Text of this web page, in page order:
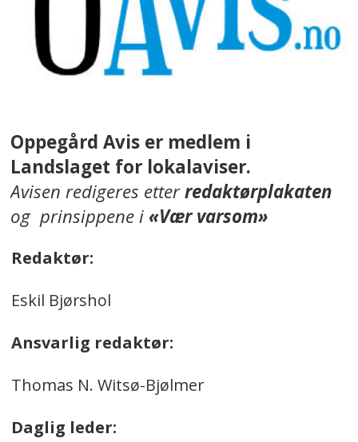
Oppegård Avis er medlem i
Landslaget for lokalaviser.
Avisen redigeres etterredaktørplakaten
og prinsippene i«Vær varsom»
Redaktør:
Eskil Bjørshol
Ansvarlig redaktør:
Thomas N. Witsø-Bjølmer
Daglig leder: